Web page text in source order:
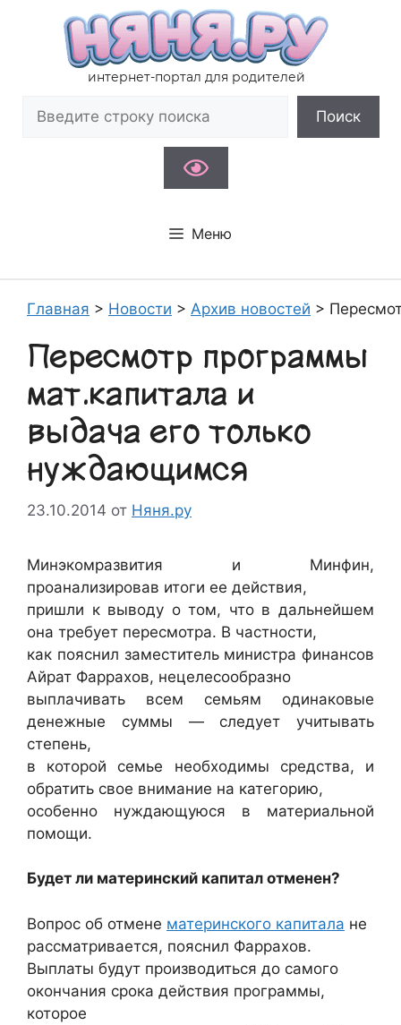
содержимому
интернет-портал для родителей
Поиск
Меню
Главная > Новости > Архив новостей >
Пересмотр программы
мат.капитала и
выдача его только
нуждающимся
23.10.2014 от Няня.ру
Минэкомразвития и Минфин,
проанализировав итоги ее действия,
пришли к выводу о том, что в дальнейшем
она требует пересмотра. В частности,
как пояснил заместитель министра финансов
Айрат Фаррахов, нецелесообразно
выплачивать всем семьям одинаковые
денежные суммы — следует учитывать
степень,
в которой семье необходимы средства, и
обратить свое внимание на категорию,
особенно нуждающуюся в материальной
помощи.
Будет ли материнский капитал отменен?
Вопрос об отмене материнского капитала не
рассматривается, пояснил Фаррахов.
Выплаты будут производиться до самого
окончания срока действия программы,
которое